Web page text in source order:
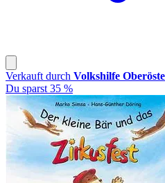
Verkauft durch Volkshilfe
Du sparst 35 %